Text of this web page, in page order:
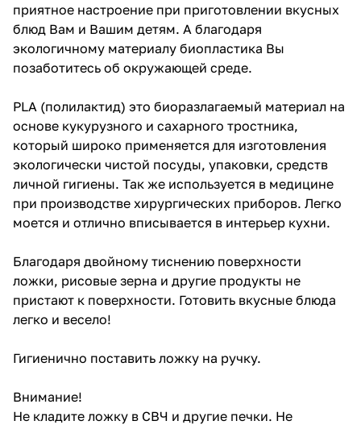
приятное настроение при приготовлении вкусных
блюд Вам и Вашим детям. А благодаря
экологичному материалу биопластика Вы
позаботитесь об окружающей среде.
PLA (полилактид) это биоразлагаемый материал на
основе кукурузного и сахарного тростника,
который широко применяется для изготовления
экологически чистой посуды, упаковки, средств
личной гигиены. Так же используется в медицине
при производстве хирургических приборов. Легко
моется и отлично вписывается в интерьер кухни.
Благодаря двойному тиснению поверхности
ложки, рисовые зерна и другие продукты не
пристают к поверхности. Готовить вкусные блюда
легко и весело!
Гигиенично поставить ложку на ручку.
Внимание!
Не кладите ложку в СВЧ и другие печки. Не